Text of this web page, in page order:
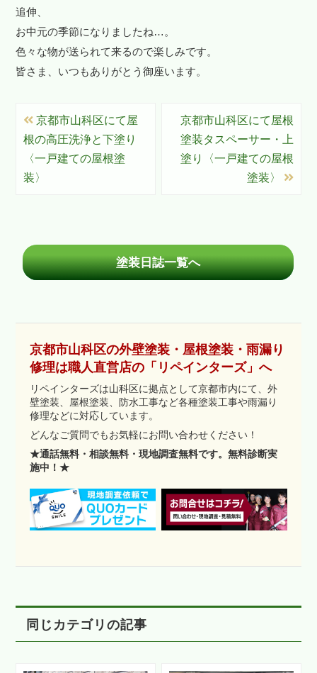
追伸、
お中元の季節になりましたね…。
色々な物が送られて来るので楽しみです。
皆さま、いつもありがとう御座います。
京都市山科区にて屋
根の高圧洗浄と下塗り
〈一戸建ての屋根塗
装〉
京都市山科区にて屋根
塗装タスペーサー・上
塗り〈一戸建ての屋根
塗装〉
塗装日誌一覧へ
京都市山科区の外壁塗装・屋根塗装・雨漏り
修理は職人直営店の「リペインターズ」へ
リペインターズは山科区に拠点として京都市内にて、外
壁塗装、屋根塗装、防水工事など各種塗装工事や雨漏り
修理などに対応しています。
どんなご質問でもお気軽にお問い合わせください！
★通話無料・相談無料・現地調査無料です。無料診断実
施中！★
同じカテゴリの記事